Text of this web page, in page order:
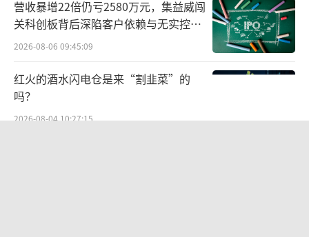
技术卷不动所带来的直接后果便是高溢价
的基础不在，死守着高端定价的戴森只能眼睁
额。
在淘宝戴森官方旗舰店上，销量最高的吹
营收暴增22倍仍亏2580万元，集益威闯
关科创板背后深陷客户依赖与无实控人
困局
2026-08-06 09:45:09
红火的酒水闪电仓是来“割韭菜”的
吗？
2026-08-04 10:27:15